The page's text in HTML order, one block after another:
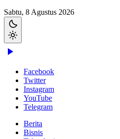
Sabtu, 8 Agustus 2026
Facebook
Twitter
Instagram
YouTube
Telegram
Berita
Bisnis